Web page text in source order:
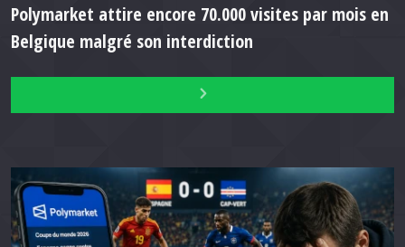
Polymarket attire encore 70.000 visites par mois en
Belgique malgré son interdiction